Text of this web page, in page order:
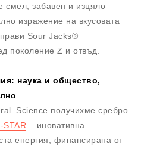
смел, забавен и изцяло
изражение на вкусовата
Sour Jacks®
поколение Z и отвъд.
наука и общество,
получихме сребро
STAR – иновативна
енергия, финансирана от